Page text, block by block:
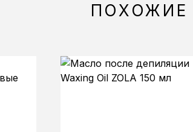
ПОХОЖИЕ